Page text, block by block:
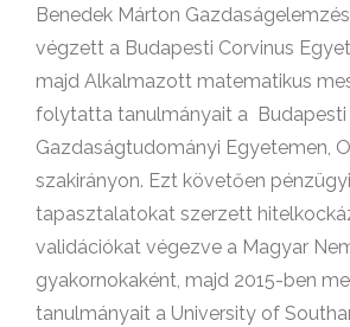
Benedek Márton
végzett a Budapesti Corvinus
majd Alkalmazott matematikus
folytatta tanulmányait a Budapesti
Gazdaságtudományi Egyetemen,
szakirányon. Ezt követően
tapasztalatokat szerzett
validációkat végezve a Magyar
gyakornokaként, majd 2015-ben
tanulmányait a University of